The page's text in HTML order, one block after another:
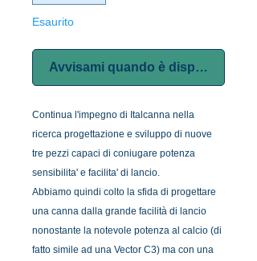
Esaurito
Avvisami quando è disponibile
Continua l'impegno di Italcanna nella
ricerca progettazione e sviluppo di nuove
tre pezzi capaci di coniugare potenza
sensibilita' e facilita' di lancio.
Abbiamo quindi colto la sfida di progettare
una canna dalla grande facilità di lancio
nonostante la notevole potenza al calcio (di
fatto simile ad una Vector C3) ma con una